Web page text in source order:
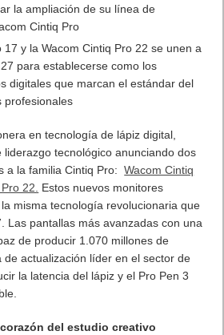
110 grados y un asiento de 54 cm de
una óptima distribución del peso
duradera durante las maratones
para sostener y mantener la
lumbar de la Razer Enki sostiene
de la espalda y te predispone a
en períodos prolongados.
durante todo el día radica en los
la silla de juegos Razer Enki para
de peso óptima te ayuda a
y por qué eso es importante
largas.Densidad optimizada del
más suave de la base y una
espalda: Con un asiento más suave
soporte, los cojines de la Razer